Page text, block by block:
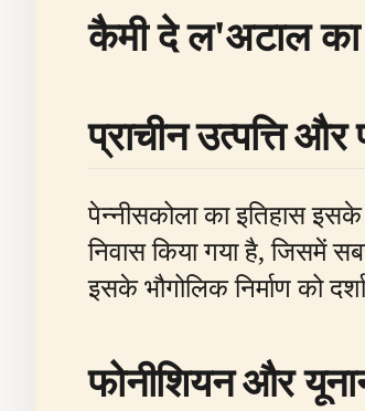
कैमी दे ल'अटाल का
प्राचीन उत्पत्ति और
पेन्नीसकोला का इतिहास
निवास किया गया है, जिसमें
इसके भौगोलिक निर्माण को
फोनीशियन और